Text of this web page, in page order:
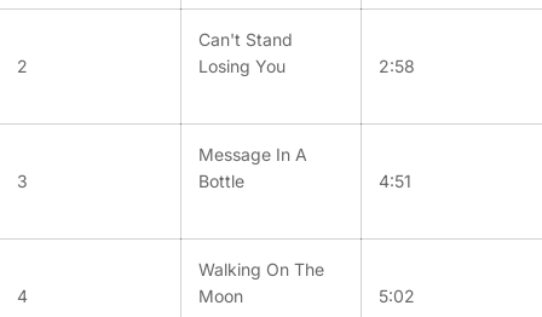
2
Can't Stand
Losing You
2:58
3
Message In A
Bottle
4:51
4
Walking On The
Moon
5:02